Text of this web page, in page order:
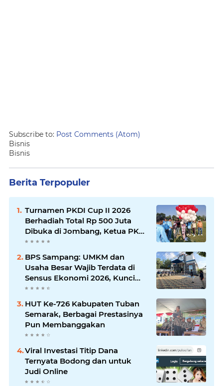
Subscribe to: Post Comments (Atom)
Bisnis
Bisnis
Berita Terpopuler
Turnamen PKDI Cup II 2026
Berhadiah Total Rp 500 Juta
Dibuka di Jombang, Ketua PKDI
Jatim Syaifullah Mahdi: Ajang
Komunikasi Antar-Kades untuk
Memajukan Desa
BPS Sampang: UMKM dan
Usaha Besar Wajib Terdata di
Sensus Ekonomi 2026, Kunci
Kebijakan Tepat Sasaran
HUT Ke-726 Kabupaten Tuban
Semarak, Berbagai Prestasinya
Pun Membanggakan
Viral Investasi Titip Dana
Ternyata Bodong dan untuk
Judi Online